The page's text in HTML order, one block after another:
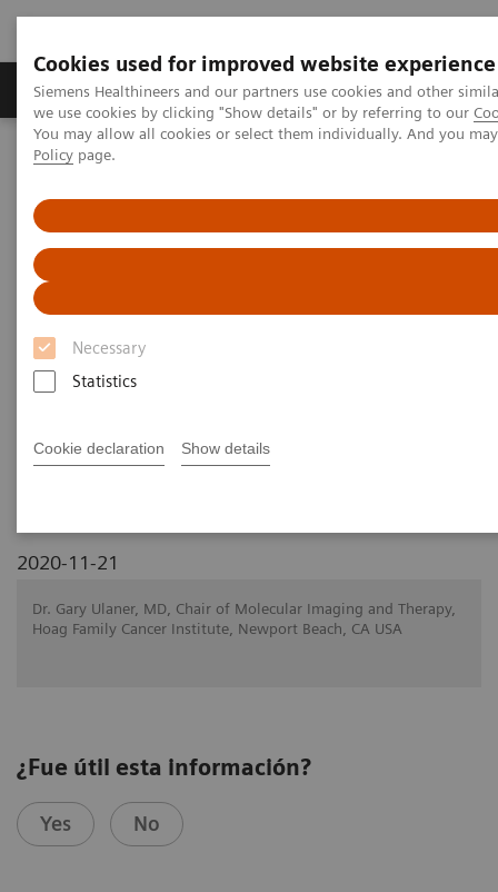
Cookies used for improved website experience
Siemens Healthineers and our partners use cookies and other
we use cookies by clicking "Show details" or by referring to our
You may allow all cookies or select them individually. And you
Policy page.
Necessary
Statistics
Cookie declaration Show details
Productos y servicios Especialidades Clínicas
Siemens Healthineers Latinoamérica
Scientific Presentations
PET/CT Imaging of Estrogen Receptors: Interpretation and
Applications
PET/CT Imaging of Estrogen
Receptors: Interpretation and
Applications
RSNA 2020 - Innovation Talk
2020-11-21
Dr. Gary Ulaner, MD, Chair of Molecular Imaging and Therapy,
Hoag Family Cancer Institute, Newport Beach, CA USA
¿Fue útil esta información?
Yes No